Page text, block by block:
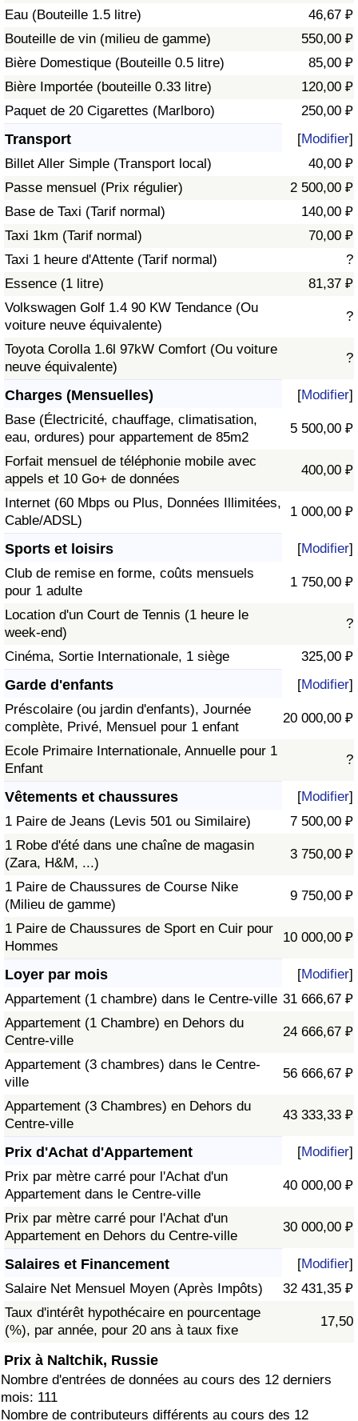
Eau (Bouteille 1.5 litre)
46,67 ₽
Bouteille de vin (milieu de gamme)
550,00 ₽
Bière Domestique (Bouteille 0.5 litre)
85,00 ₽
Bière Importée (bouteille 0.33 litre)
120,00 ₽
Paquet de 20 Cigarettes (Marlboro)
250,00 ₽
Transport [Modifier]
Billet Aller Simple (Transport local)
40,00 ₽
Passe mensuel (Prix régulier)
2 500,00 ₽
Base de Taxi (Tarif normal)
140,00 ₽
Taxi 1km (Tarif normal)
70,00 ₽
Taxi 1 heure d'Attente (Tarif normal)
?
Essence (1 litre)
81,37 ₽
Volkswagen Golf 1.4 90 KW Tendance (Ou
voiture neuve équivalente)
?
Toyota Corolla 1.6l 97kW Comfort (Ou voiture
neuve équivalente)
?
Charges (Mensuelles) [Modifier]
Base (Électricité, chauffage, climatisation,
eau, ordures) pour appartement de 85m2
5 500,00 ₽
Forfait mensuel de téléphonie mobile avec
appels et 10 Go+ de données
400,00 ₽
Internet (60 Mbps ou Plus, Données Illimitées,
Cable/ADSL)
1 000,00 ₽
Sports et loisirs [Modifier]
Club de remise en forme, coûts mensuels
pour 1 adulte
1 750,00 ₽
Location d'un Court de Tennis (1 heure le
week-end)
?
Cinéma, Sortie Internationale, 1 siège 325,00 ₽
Garde d'enfants [Modifier]
Préscolaire (ou jardin d'enfants), Journée
complète, Privé, Mensuel pour 1 enfant
20 000,00 ₽
Ecole Primaire Internationale, Annuelle pour 1
Enfant
?
Vêtements et chaussures [Modifier]
1 Paire de Jeans (Levis 501 ou Similaire)
7 500,00 ₽
1 Robe d'été dans une chaîne de magasin
(Zara, H&M, ...)
3 750,00 ₽
1 Paire de Chaussures de Course Nike
(Milieu de gamme)
9 750,00 ₽
1 Paire de Chaussures de Sport en Cuir pour
Hommes
10 000,00 ₽
Loyer par mois [Modifier]
Appartement (1 chambre) dans le Centre-ville 31 666,67 ₽
Appartement (1 Chambre) en Dehors du
Centre-ville
24 666,67 ₽
Appartement (3 chambres) dans le Centre-
ville
56 666,67 ₽
Appartement (3 Chambres) en Dehors du
Centre-ville
43 333,33 ₽
Prix d'Achat d'Appartement [Modifier]
Prix par mètre carré pour l'Achat d'un
Appartement dans le Centre-ville
40 000,00 ₽
Prix par mètre carré pour l'Achat d'un
Appartement en Dehors du Centre-ville
30 000,00 ₽
Salaires et Financement [Modifier]
Salaire Net Mensuel Moyen (Après Impôts)
32 431,35 ₽
Taux d'intérêt hypothécaire en pourcentage
(%), par année, pour 20 ans à taux fixe
17,50
Prix à Naltchik, Russie
Nombre d'entrées de données au cours des 12 derniers
mois: 111
Nombre de contributeurs différents au cours des 12
Indice de Trafic
Indice de Trafic (Actuel)
Indice de Trafic par Pays